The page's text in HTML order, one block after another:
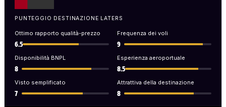
PUNTEGGIO DESTINAZIONE LATERS
Ottimo rapporto qualità-prezzo
6.5
Frequenza dei voli
9
Disponibilità BNPL
8
Esperienza aeroportuale
8.5
Visto semplificato
7
Attrattiva della destinazione
8